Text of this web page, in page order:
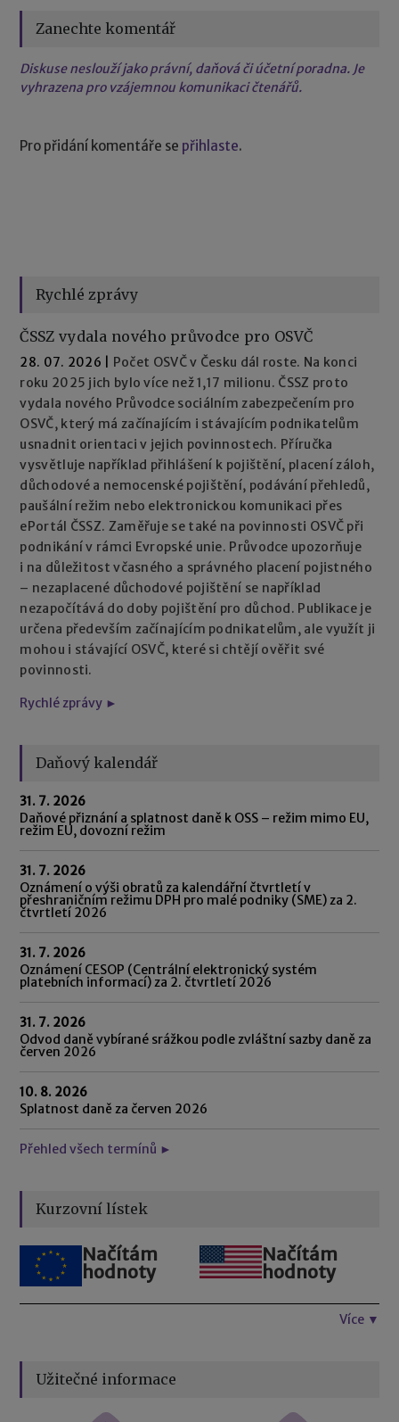
Zanechte komentář
Diskuse neslouží jako právní, daňová či účetní poradna. Je
vyhrazena pro vzájemnou komunikaci čtenářů.
Pro přidání komentáře se přihlaste.
Rychlé zprávy
ČSSZ vydala nového průvodce pro OSVČ
28. 07. 2026
Počet OSVČ v Česku dál roste. Na konci
roku 2025 jich bylo více než 1,17 milionu. ČSSZ proto
vydala nového Průvodce sociálním zabezpečením pro
OSVČ, který má začínajícím i stávajícím podnikatelům
usnadnit orientaci v jejich povinnostech. Příručka
vysvětluje například přihlášení k pojištění, placení záloh,
důchodové a nemocenské pojištění, podávání přehledů,
paušální režim nebo elektronickou komunikaci přes
ePortál ČSSZ. Zaměřuje se také na povinnosti OSVČ při
podnikání v rámci Evropské unie. Průvodce upozorňuje
i na důležitost včasného a správného placení pojistného
– nezaplacené důchodové pojištění se například
nezapočítává do doby pojištění pro důchod. Publikace je
určena především začínajícím podnikatelům, ale využít ji
mohou i stávající OSVČ, které si chtějí ověřit své
povinnosti.
Rychlé zprávy ►
Daňový kalendář
31. 7. 2026
Daňové přiznání a splatnost daně k OSS – režim mimo EU,
režim EU, dovozní režim
31. 7. 2026
Oznámení o výši obratů za kalendářní čtvrtletí v
přeshraničním režimu DPH pro malé podniky (SME) za 2.
čtvrtletí 2026
31. 7. 2026
Oznámení CESOP (Centrální elektronický systém
platebních informací) za 2. čtvrtletí 2026
31. 7. 2026
Odvod daně vybírané srážkou podle zvláštní sazby daně za
červen 2026
10. 8. 2026
Splatnost daně za červen 2026
Přehled všech termínů ►
Kurzovní lístek
Načítám
hodnoty
Načítám
hodnoty
Více ▼
Užitečné informace